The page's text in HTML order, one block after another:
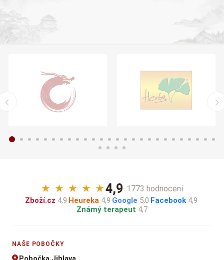
★ ★ ★ ★ ★4,9· 1773 hodnocení
Zboží.cz 4,9·Heureka 4,9·Google 5,0·Facebook 4,9·
Známý terapeut 4,7
NAŠE POBOČKY